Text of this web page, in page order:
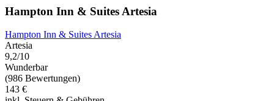
Hampton Inn & Suites Artesia
Hampton Inn & Suites Artesia
Artesia
9,2/10
Wunderbar
(986 Bewertungen)
143 €